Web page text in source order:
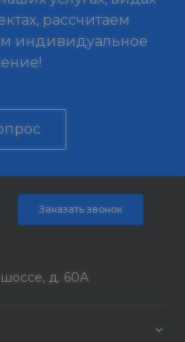
рассчитаем
индивидуальное
Заказать звонок
шоссе, д. 60А